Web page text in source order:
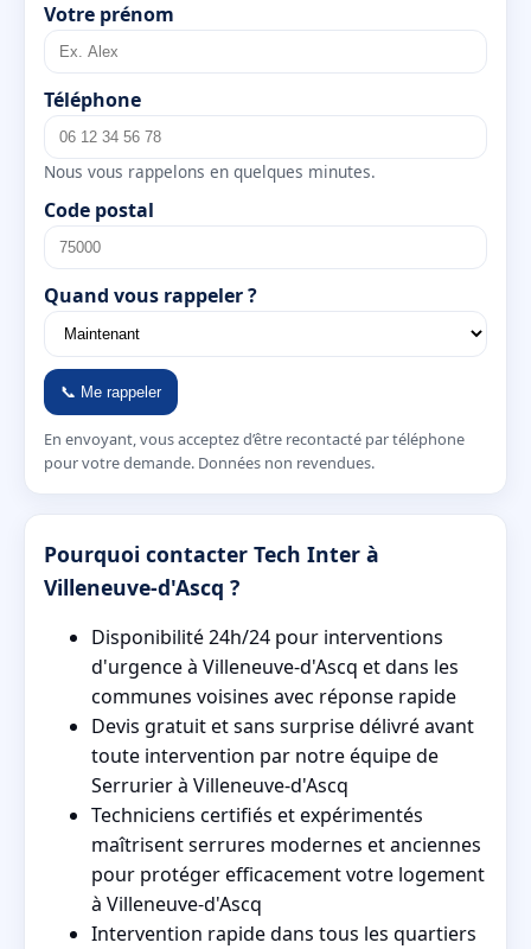
Votre prénom
Téléphone
Nous vous rappelons en quelques minutes.
Code postal
Quand vous rappeler ?
📞 Me rappeler
En envoyant, vous acceptez d’être recontacté par téléphone
pour votre demande. Données non revendues.
Pourquoi contacter Tech Inter à
Villeneuve-d'Ascq ?
Disponibilité 24h/24 pour interventions
d'urgence à Villeneuve-d'Ascq et dans les
communes voisines avec réponse rapide
Devis gratuit et sans surprise délivré avant
toute intervention par notre équipe de
Serrurier à Villeneuve-d'Ascq
Techniciens certifiés et expérimentés
maîtrisent serrures modernes et anciennes
pour protéger efficacement votre logement
à Villeneuve-d'Ascq
Intervention rapide dans tous les quartiers